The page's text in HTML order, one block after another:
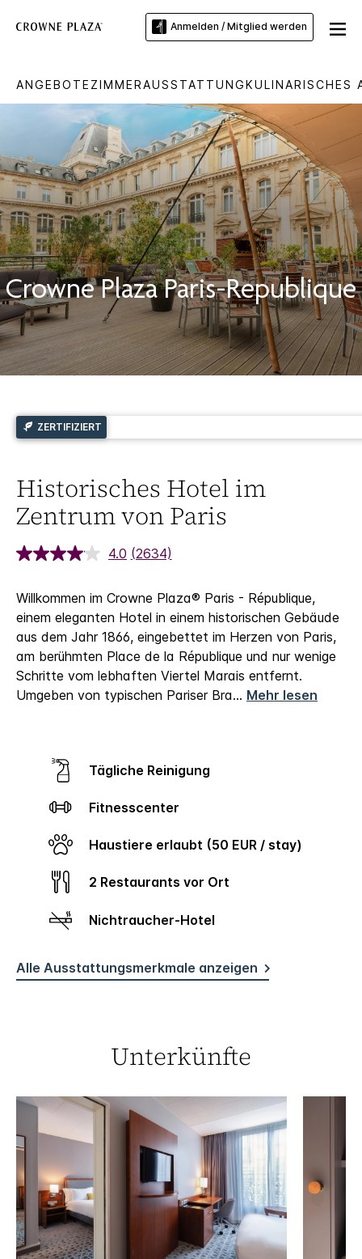
Anmelden / Mitglied werden
ANGEBOTE ZIMMERAUSSTATTUNGKULINARISCHES
Crowne Plaza Paris-Republique
ZERTIFIZIERT
Historisches Hotel im
Zentrum von Paris
4.0 (2634)
Willkommen im Crowne Plaza® Paris - République,
einem eleganten Hotel in einem historischen Gebäude
aus dem Jahr 1866, eingebettet im Herzen von Paris,
am berühmten Place de la République und nur wenige
Schritte vom lebhaften Viertel Marais entfernt.
Umgeben von typischen Pariser Bra... Mehr lesen
Tägliche Reinigung
Fitnesscenter
Haustiere erlaubt (50 EUR / stay)
2 Restaurants vor Ort
Nichtraucher-Hotel
Alle Ausstattungsmerkmale anzeigen
Unterkünfte